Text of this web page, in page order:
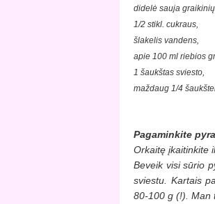
didelė sauja graikinių
1/2 stikl. cukraus,
šlakelis vandens,
apie 100 ml riebios
1 šaukštas sviesto,
maždaug 1/4
Pagaminkite
Orkaitę įkaitinkite
Beveik visi sūrio
sviestu. Kartais
80-100 g (!). Man